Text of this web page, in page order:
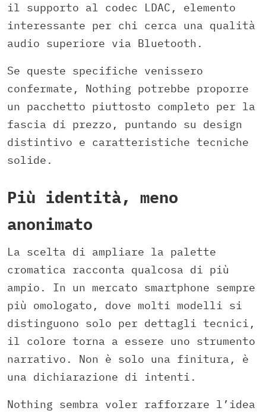
il supporto al codec LDAC, elemento
interessante per chi cerca una qualità
audio superiore via Bluetooth.
Se queste specifiche venissero
confermate, Nothing potrebbe proporre
un pacchetto piuttosto completo per la
fascia di prezzo, puntando su design
distintivo e caratteristiche tecniche
solide.
Più identità, meno
anonimato
La scelta di ampliare la palette
cromatica racconta qualcosa di più
ampio. In un mercato smartphone sempre
più omologato, dove molti modelli si
distinguono solo per dettagli tecnici,
il colore torna a essere uno strumento
narrativo. Non è solo una finitura, è
una dichiarazione di intenti.
Nothing sembra voler rafforzare l’idea